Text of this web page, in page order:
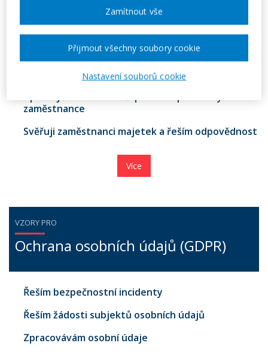
Zaměstnání
Přijímám nového kolegu
zaměstnance
Svěřuji zaměstnanci majetek a řeším odpovědnost
Více
VZORY PRO
Ochrana osobních údajů (GDPR)
Řeším bezpečnostní incidenty
Řeším žádosti subjektů osobních údajů
Zpracovávám osobní údaje
Nastavení souborů cookie
Zamítnout vše
Přijmout všechny soubory cookie